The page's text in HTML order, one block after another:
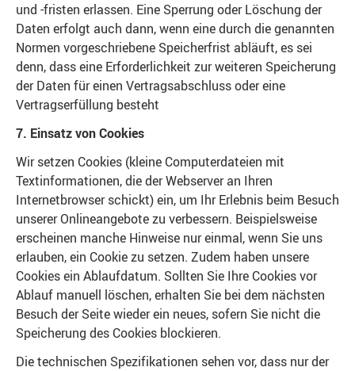
und -fristen erlassen. Eine Sperrung oder Löschung der
Daten erfolgt auch dann, wenn eine durch die genannten
Normen vorgeschriebene Speicherfrist abläuft, es sei
denn, dass eine Erforderlichkeit zur weiteren Speicherung
der Daten für einen Vertragsabschluss oder eine
Vertragserfüllung besteht
7. Einsatz von Cookies
Wir setzen Cookies (kleine Computerdateien mit
Textinformationen, die der Webserver an Ihren
Internetbrowser schickt) ein, um Ihr Erlebnis beim Besuch
unserer Onlineangebote zu verbessern. Beispielsweise
erscheinen manche Hinweise nur einmal, wenn Sie uns
erlauben, ein Cookie zu setzen. Zudem haben unsere
Cookies ein Ablaufdatum. Sollten Sie Ihre Cookies vor
Ablauf manuell löschen, erhalten Sie bei dem nächsten
Besuch der Seite wieder ein neues, sofern Sie nicht die
Speicherung des Cookies blockieren.
Die technischen Spezifikationen sehen vor, dass nur der